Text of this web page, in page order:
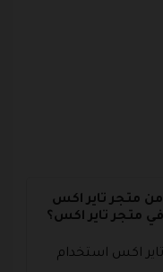
متجر تاير اكس
متجر تاير اكس؟
اكس استخدام